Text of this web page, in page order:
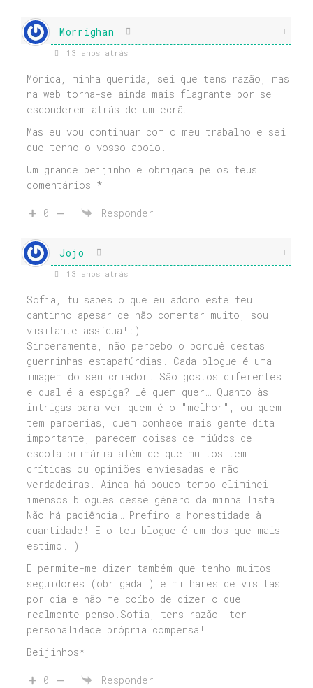
Morrighan
13 anos atrás
Mónica, minha querida, sei que tens razão, mas
na web torna-se ainda mais flagrante por se
esconderem atrás de um ecrã…
Mas eu vou continuar com o meu trabalho e sei
que tenho o vosso apoio.
Um grande beijinho e obrigada pelos teus
comentários *
0 Responder
Jojo
13 anos atrás
Sofia, tu sabes o que eu adoro este teu
cantinho apesar de não comentar muito, sou
visitante assídua!:)
Sinceramente, não percebo o porquê destas
guerrinhas estapafúrdias. Cada blogue é uma
imagem do seu criador. São gostos diferentes
e qual é a espiga? Lê quem quer… Quanto às
intrigas para ver quem é o "melhor", ou quem
tem parcerias, quem conhece mais gente dita
importante, parecem coisas de miúdos de
escola primária além de que muitos tem
críticas ou opiniões enviesadas e não
verdadeiras. Ainda há pouco tempo eliminei
imensos blogues desse género da minha lista.
Não há paciência… Prefiro a honestidade à
quantidade! E o teu blogue é um dos que mais
estimo.:)
E permite-me dizer também que tenho muitos
seguidores (obrigada!) e milhares de visitas
por dia e não me coíbo de dizer o que
realmente penso.Sofia, tens razão: ter
personalidade própria compensa!
Beijinhos*
0 Responder